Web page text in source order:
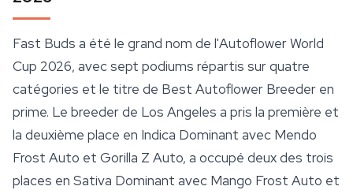
Fast Buds a été le grand nom de l'Autoflower World
Cup 2026, avec sept podiums répartis sur quatre
catégories et le titre de Best Autoflower Breeder en
prime. Le breeder de Los Angeles a pris la première et
la deuxième place en Indica Dominant avec Mendo
Frost Auto et Gorilla Z Auto, a occupé deux des trois
places en Sativa Dominant avec Mango Frost Auto et